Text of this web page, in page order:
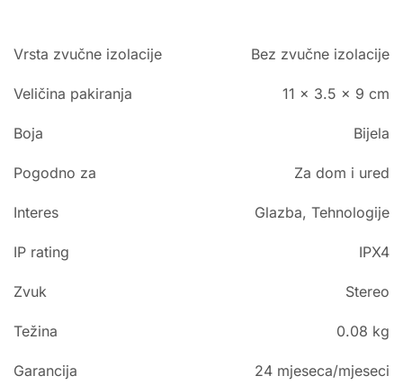
Vrsta zvučne izolacije Bez zvučne izolacije
Veličina pakiranja 11 x 3.5 x 9 cm
Boja Bijela
Pogodno za Za dom i ured
Interes Glazba, Tehnologije
IP rating IPX4
Zvuk Stereo
Težina 0.08 kg
Garancija 24 mjeseca/mjeseci